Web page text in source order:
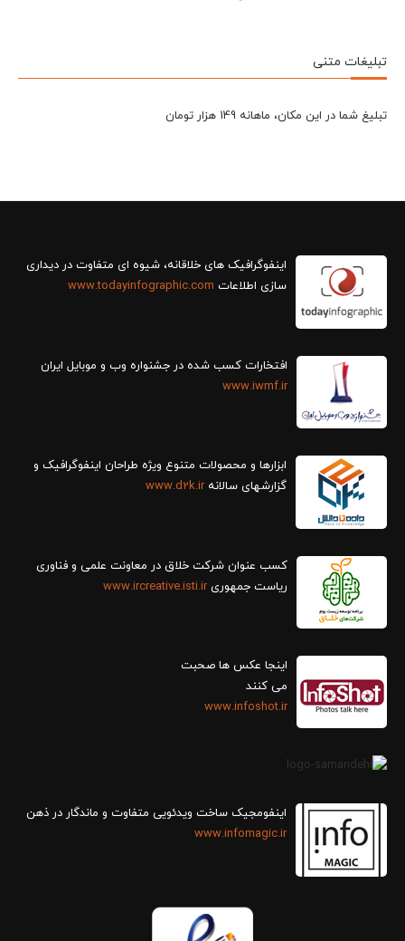
تبلیغات متنی
تبلیغ شما در این مکان، ماهانه 149 هزار تومان
سازی اطلاعات www.todayinfographic.com
افتخارات کسب شده در جشنواره وب و موبایل ایران
www.iwmf.ir
ابزارها و محصولات متنوع ویژه طراحان اینفوگرافیک و
گزارش‎های سالانه
www.d2k.ir
کسب عنوان شرکت خلاق در معاونت علمی و فناوری
ریاست جمهوریwww.ircreative.isti.ir
اینجا عکس ها صحبت
می کنند
www.infoshot.ir
اینفومجیک ساخت ویدئویی متفاوت و ماندگار در ذهن
www.infomagic.ir